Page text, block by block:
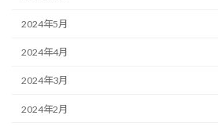
2024年5月
2024年4月
2024年3月
2024年2月